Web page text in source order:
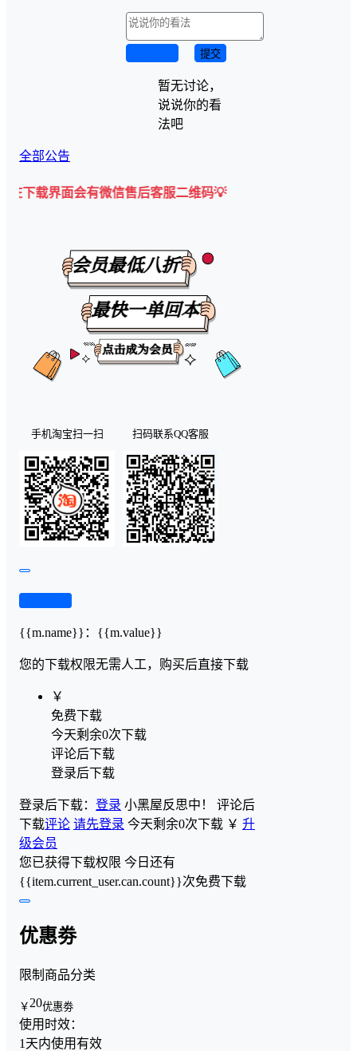
提交
暂无讨论，
说说你的看
法吧
全部公告
面会有微信售后客服二维码💡
手机淘宝扫一扫 扫码联系QQ客服
{{m.name}} ： {{m.value}}
您的下载权限无需人工，购买后直接下载
￥
免费下载
今天剩余0次下载
评论后下载
登录后下载
登录后下载： 登录 小黑屋反思中！ 评论后
下载评论 请先登录 今天剩余0次下载 ￥ 升
级会员
您已获得下载权限 今日还有
{{item.current_user.can.count}}次免费下载
优惠劵
限制商品分类
￥ 20优惠劵
使用时效：
1天内使用有效